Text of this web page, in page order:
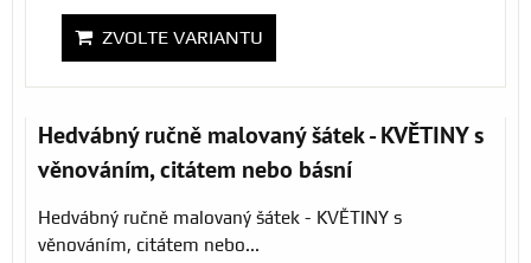
ZVOLTE VARIANTU
Hedvábný ručně malovaný šátek - KVĚTINY s
věnováním, citátem nebo básní
Hedvábný ručně malovaný šátek - KVĚTINY s
věnováním, citátem nebo...